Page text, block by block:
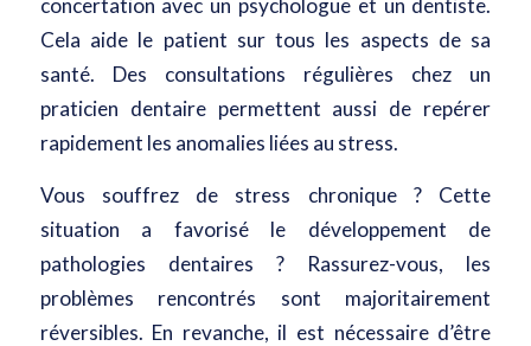
concertation avec un psychologue et un dentiste.
Cela aide le patient sur tous les aspects de sa
santé. Des consultations régulières chez un
praticien dentaire permettent aussi de repérer
rapidement les anomalies liées au stress.
Vous souffrez de stress chronique ? Cette
situation a favorisé le développement de
pathologies dentaires ? Rassurez-vous, les
problèmes rencontrés sont majoritairement
réversibles. En revanche, il est nécessaire d’être